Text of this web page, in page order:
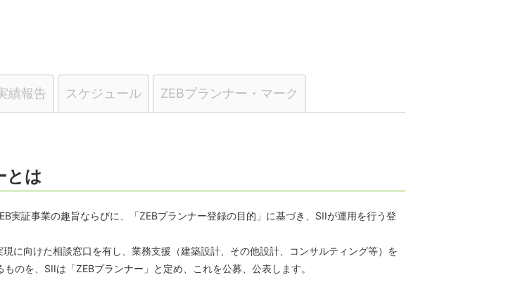
績報告 スケジュール ZEBプランナー・マーク
とは
実証事業の趣旨ならびに、「ZEBプランナー登録の目的」に基づき、SIIが運用を行う登
に向けた相談窓口を有し、業務支援（建築設計、その他設計、コンサルティング等）を
のを、SIIは「ZEBプランナー」と定め、これを公募、公表します。